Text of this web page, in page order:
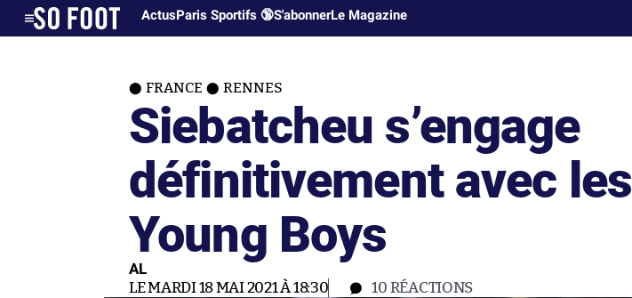
ActusParis Sportifs 🔞S'abonnerLe Magazine
FRANCE RENNES
Siebatcheu s’engage
définitivement avec les
Young Boys
AL
LE MARDI 18 MAI 2021 À 18:30 10 RÉACTIONS